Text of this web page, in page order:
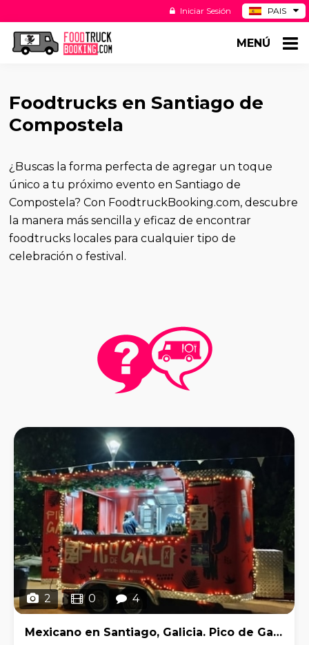
PAIS
DE
Iniciar Sesión
MENÚ
Foodtrucks en Santiago de
Compostela
¿Buscas la forma perfecta de agregar un toque
único a tu próximo evento en Santiago de
Compostela? Con FoodtruckBooking.com, descubre
la manera más sencilla y eficaz de encontrar
foodtrucks locales para cualquier tipo de
celebración o festival.
2 0 4
Mexicano en Santiago, Galicia. Pico de Galo.